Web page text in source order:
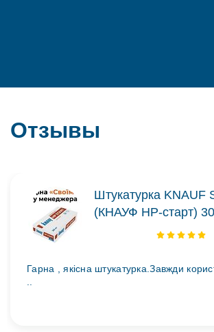
Отзывы
Штукатурка KNAUF
(КНАУФ НР-старт)
Гарна , якісна штукатурка.Завжди
..